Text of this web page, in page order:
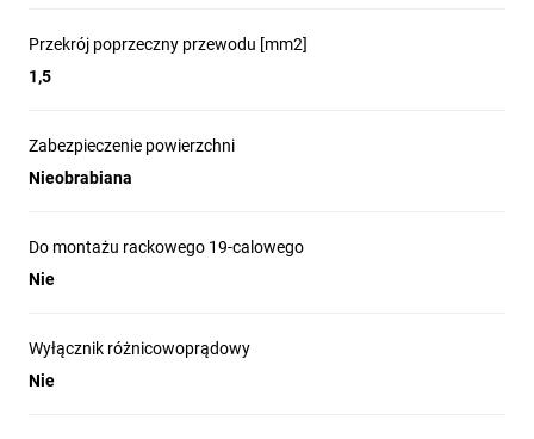
Przekrój poprzeczny przewodu [mm2]
1,5
Zabezpieczenie powierzchni
Nieobrabiana
Do montażu rackowego 19-calowego
Nie
Wyłącznik różnicowoprądowy
Nie